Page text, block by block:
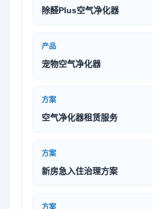
除醛Plus空气净化器
产品
宠物空气净化器
方案
空气净化器租赁服务
方案
新房急入住治理方案
方案